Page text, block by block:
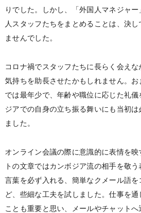
りでした。しかし、「外国人マネジャ
人スタッフたちをまとめることは、決
ませんでした。
コロナ禍でスタッフたちに長らく会え
気持ちを助長させたかもしれません。
では最年少で、年齢や職位に応じた礼
ジアでの自身の立ち振る舞いにも当初
ました。
オンライン会議の際に意識的に表情を
トの文章ではカンボジア流の相手を敬
言葉を必ず入れる、簡単なクメール語を
ど、些細な工夫を試しました。仕事を
ことも重要と思い、メールやチャット